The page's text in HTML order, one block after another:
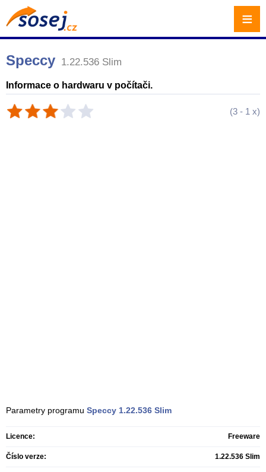
Speccy 1.22.536 Slim
Informace o hardwaru v počítači.
(3 - 1 x)
Parametry programu Speccy 1.22.536 Slim
Licence: Freeware
Číslo verze: 1.22.536 Slim
≡